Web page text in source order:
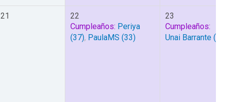
21
22
Cumpleaños: Periya
(37), PaulaMS (33)
23
Cumpleaños:
Unai Barrante (24)